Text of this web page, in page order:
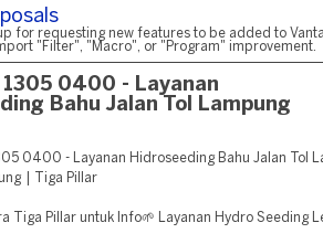
for requesting new features to be added to
"Filter", "Macro", or "Program" improvement.
1305 0400 - Layanan
Bahu Jalan Tol Lampung
0400 - Layanan Hidroseeding Bahu Jalan Tol
| Tiga Pillar
Tiga Pillar untuk Info🌱 Layanan Hydro Seeding